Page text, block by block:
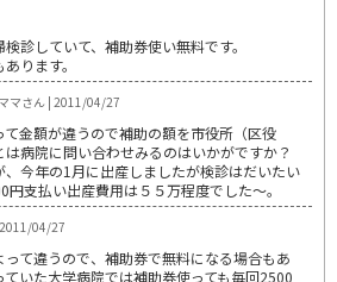
診していて、補助券使い無料です。
ります。
マさん | 2011/04/27
金額が違うので補助の額を市役所（区役
病院に問い合わせみるのはいかがですか？
今年の1月に出産しましたが検診はだいたい
支払い出産費用は５５万程度でした～。
04/27
て違うので、補助券で無料になる場合もあ
ていた大学病院では補助券使っても毎回2500